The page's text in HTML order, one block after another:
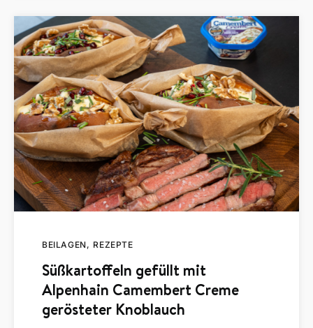
BEILAGEN REZEPTE
Süßkartoffeln gefüllt mit
Alpenhain Camembert Creme
gerösteter Knoblauch